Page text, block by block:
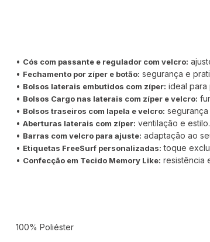
• Cós com passante e regulador com velcro:
• Fechamento por zíper e botão: segurança e
• Bolsos laterais embutidos com zíper: ideal para
• Bolsos Cargo nas laterais com zíper e velcro:
• Bolsos traseiros com lapela e velcro:
• Aberturas laterais com zíper: ventilação e estilo.
• Barras com velcro para ajuste: adaptação ao
• Etiquetas FreeSurf personalizadas: toque
• Confecção em Tecido Memory Like: resistência
100% Poliéster